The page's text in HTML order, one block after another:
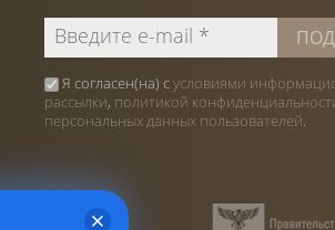
Я согласен(на) сусловиями
рассылки, политикой
персональных данных пользователей.